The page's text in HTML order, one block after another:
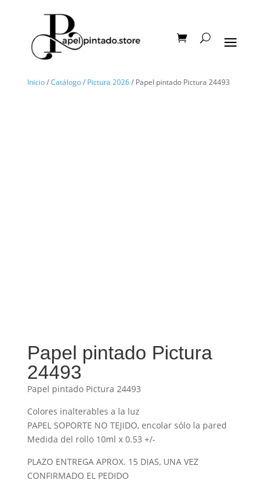
Inicio/Catálogo/ Pictura 2026/ Papel pintado Pictura 24493
Papel pintado Pictura
24493
Papel pintado Pictura 24493
Colores inalterables a la luz
PAPEL SOPORTE NO TEJIDO, encolar sólo la pared
Medida del rollo 10ml x 0.53 +/-
PLAZO ENTREGA APROX. 15 DIAS, UNA VEZ
CONFIRMADO EL PEDIDO